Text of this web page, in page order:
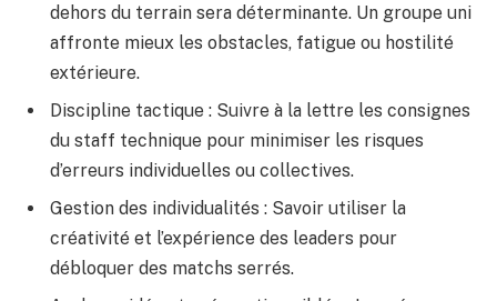
dehors du terrain sera déterminante. Un groupe uni
affronte mieux les obstacles, fatigue ou hostilité
extérieure.
Discipline tactique : Suivre à la lettre les consignes
du staff technique pour minimiser les risques
d’erreurs individuelles ou collectives.
Gestion des individualités : Savoir utiliser la
créativité et l’expérience des leaders pour
débloquer des matchs serrés.